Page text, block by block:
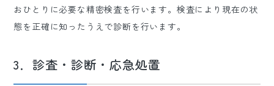
おひとりに必要な精密検査を行います。検査により現在の状
態を正確に知ったうえで診断を行います。
3．診査・診断・応急処置